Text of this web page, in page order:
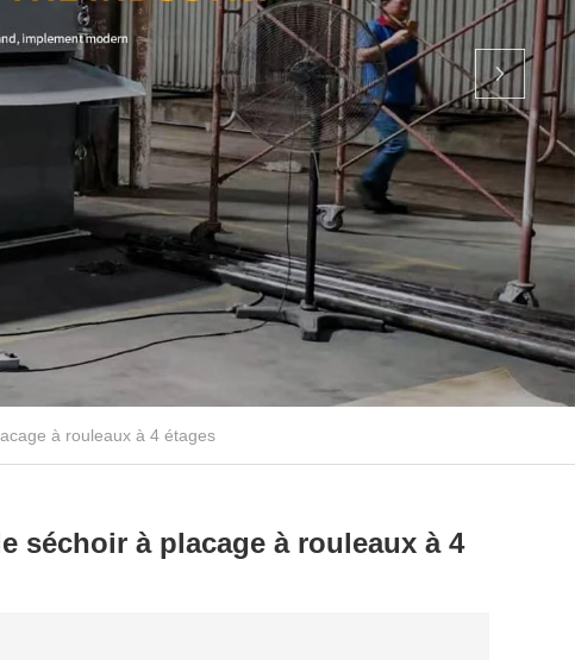
à rouleaux à 4 étages
séchoir à placage à rouleaux à 4